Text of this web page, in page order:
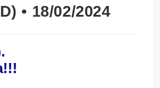
• 18/02/2024